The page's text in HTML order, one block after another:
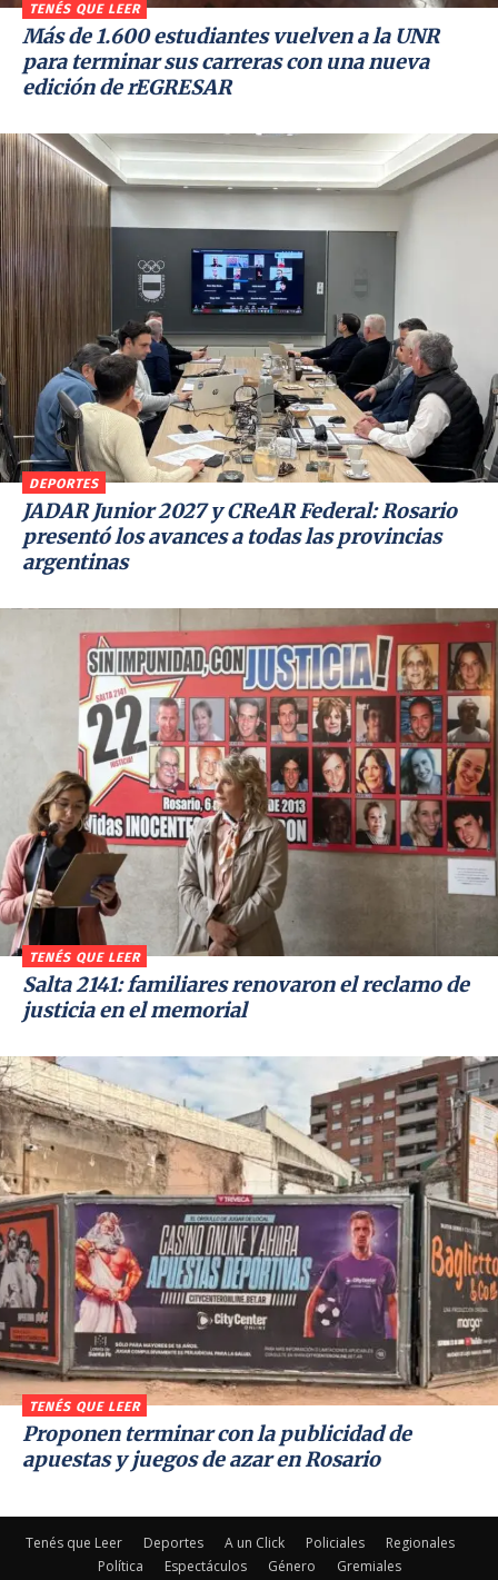
TENÉS QUE LEER
Más de 1.600 estudiantes vuelven a la UNR
para terminar sus carreras con una nueva
edición de rEGRESAR
DEPORTES
JADAR Junior 2027 y CReAR Federal: Rosario
presentó los avances a todas las provincias
argentinas
TENÉS QUE LEER
Salta 2141: familiares renovaron el reclamo de
justicia en el memorial
TENÉS QUE LEER
Proponen terminar con la publicidad de
apuestas y juegos de azar en Rosario
Tenés que Leer Deportes A un Click Policiales
Regionales
Política
Espectáculos Género Gremiales